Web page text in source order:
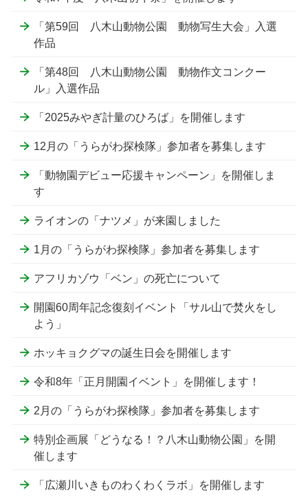
「第59回 八木山動物公園 動物写生大会」入選
作品
「第48回 八木山動物公園 動物作文コンクー
ル」入選作品
「2025みやぎ計量のひろば」を開催します
12月の「うらがわ探検隊」参加者を募集します
「動物園デビュー応援キャンペーン」を開催しま
す
ライオンの「ナツメ」が来園しました
1月の「うらがわ探検隊」参加者を募集します
アフリカゾウ「ベン」の死亡について
開園60周年記念復刻イベント「サル山で焚火をし
よう」
ホッキョクグマの誕生日会を開催します
令和8年「正月開園イベント」を開催します！
2月の「うらがわ探検隊」参加者を募集します
特別企画展「どうなる！？八木山動物公園」を開
催します
「広瀬川いきものわくわくラボ」を開催します